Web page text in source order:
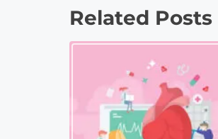
s
t
Related Posts